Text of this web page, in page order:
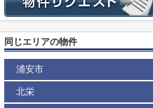
同じエリアの物件
浦安市
北栄